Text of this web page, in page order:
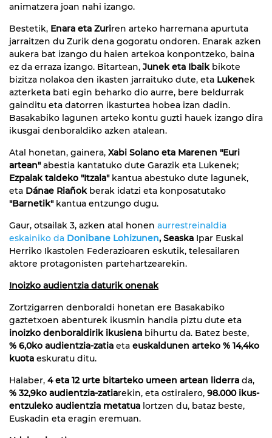
animatzera joan nahi izango.
Bestetik, Enara eta Zuriren arteko harremana apurtuta
jarraitzen du Zurik dena gogoratu ondoren. Enarak azken
aukera bat izango du haien artekoa konpontzeko, baina
ez da erraza izango. Bitartean, Junek eta Ibaik bikote
bizitza nolakoa den ikasten jarraituko dute, eta Lukenek
azterketa bati egin beharko dio aurre, bere beldurrak
gainditu eta datorren ikasturtea hobea izan dadin.
Basakabiko lagunen arteko kontu guzti hauek izango dira
ikusgai denboraldiko azken atalean.
Atal honetan, gainera, Xabi Solano eta Marenen "Euri
artean"abestia kantatuko dute Garazik eta Lukenek;
Ezpalak taldeko "Itzala"kantua abestuko dute lagunek,
eta Dánae Riañok berak idatzi eta konposatutako
"Barnetik"kantua entzungo dugu.
Gaur, otsailak 3, azken atal honen aurrestreinaldia
eskainiko da Donibane Lohizunen, Seaska Ipar Euskal
Herriko Ikastolen Federazioaren eskutik, telesailaren
aktore protagonisten partehartzearekin.
Inoizko audientzia daturik onenak
Zortzigarren denboraldi honetan ere Basakabiko
gaztetxoen abenturek ikusmin handia piztu dute eta
inoizko denboraldirik ikusiena bihurtu da. Batez beste,
% 6,0ko audientzia-zatia eta euskaldunen arteko % 14,4ko
kuota eskuratu ditu.
Halaber, 4 eta 12 urte bitarteko umeen artean liderra da,
% 32,9ko audientzia-zatiarekin, eta ostiralero, 98.000 ikus-
entzuleko audientzia metatua lortzen du, bataz beste,
Euskadin eta eragin eremuan.